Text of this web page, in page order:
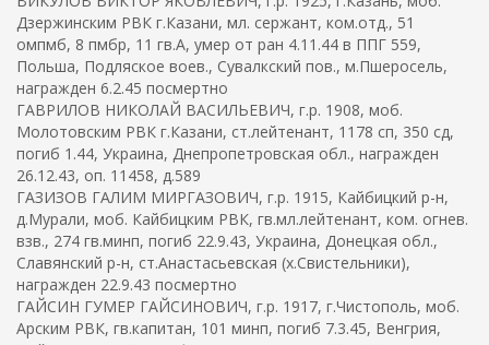
Дзержинским РВК г.Казани, мл. сержант, ком.отд., 51
омпмб, 8 пмбр, 11 гв.А, умер от ран 4.11.44 в ППГ 559,
Польша, Подляское воев., Сувалкский пов., м.Пшеросель,
награжден 6.2.45 посмертно
ГАВРИЛОВ НИКОЛАЙ ВАСИЛЬЕВИЧ, г.р. 1908, моб.
Молотовским РВК г.Казани, ст.лейтенант, 1178 сп, 350 сд,
погиб 1.44, Украина, Днепропетровская обл., награжден
26.12.43, оп. 11458, д.589
ГАЗИЗОВ ГАЛИМ МИРГАЗОВИЧ, г.р. 1915, Кайбицкий р-н,
д.Мурали, моб. Кайбицким РВК, гв.мл.лейтенант, ком. огнев.
взв., 274 гв.минп, погиб 22.9.43, Украина, Донецкая обл.,
Славянский р-н, ст.Анастасьевская (х.Свистельники),
награжден 22.9.43 посмертно
ГАЙСИН ГУМЕР ГАЙСИНОВИЧ, г.р. 1917, г.Чистополь, моб.
Арским РВК, гв.капитан, 101 минп, погиб 7.3.45, Венгрия,